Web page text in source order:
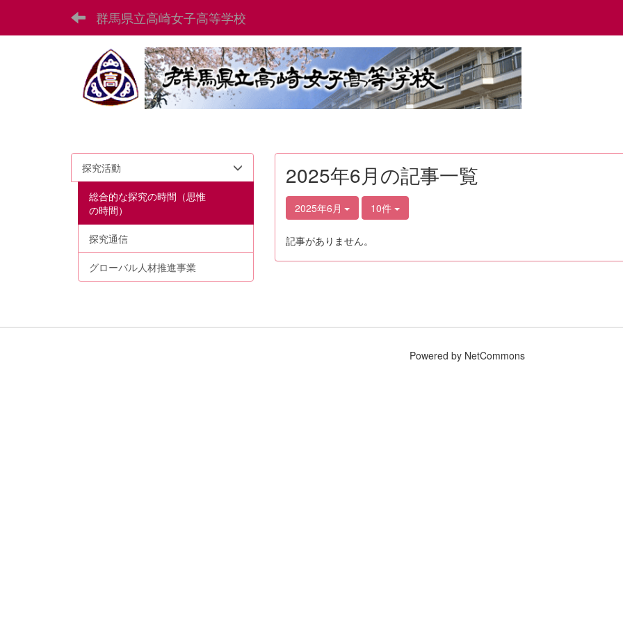
群馬県立高崎女子高等学校
2025年6月の記事一覧
2025年6月 10件
記事がありません。
探究活動
総合的な探究の時間（思惟
の時間）
探究通信
グローバル人材推進事業
Powered by NetCommons